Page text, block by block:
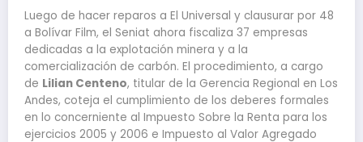
Luego de hacer reparos a El Universal y clausurar por 48
a Bolívar Film, el Seniat ahora fiscaliza 37 empresas
dedicadas a la explotación minera y a la
comercialización de carbón. El procedimiento, a cargo
de Lilian Centeno, titular de la Gerencia Regional en Los
Andes, coteja el cumplimiento de los deberes formales
en lo concerniente al Impuesto Sobre la Renta para los
ejercicios 2005 y 2006 e Impuesto al Valor Agregado